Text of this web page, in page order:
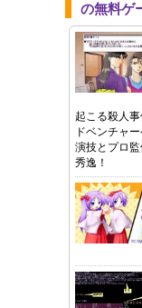
の無料ゲ
起こる殺人
ドベンチャ
演技とプロ
秀逸！